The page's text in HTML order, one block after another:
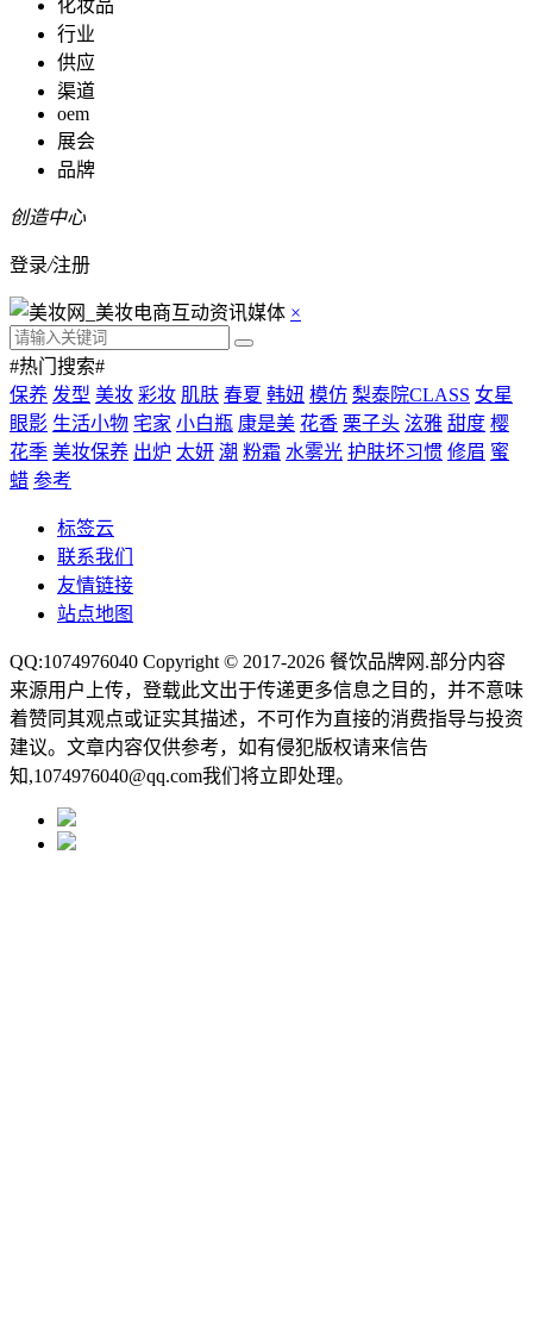
化妆品
行业
供应
渠道
oem
展会
品牌
创造中心
登录/注册
×
#热门搜索#
保养 发型 美妆 彩妆 肌肤 春夏 韩妞 模仿 梨泰院CLASS 女星
眼影 生活小物 宅家 小白瓶 康是美 花香 栗子头 泫雅 甜度 樱
花季 美妆保养 出炉 太妍 潮 粉霜 水雾光 护肤坏习惯 修眉 蜜
蜡 参考
标签云
联系我们
友情链接
站点地图
QQ:1074976040 Copyright © 2017-2026 餐饮品牌网 .部分内容
来源用户上传，登载此文出于传递更多信息之目的，并不意味
着赞同其观点或证实其描述，不可作为直接的消费指导与投资
建议。文章内容仅供参考，如有侵犯版权请来信告
知,1074976040@qq.com我们将立即处理。